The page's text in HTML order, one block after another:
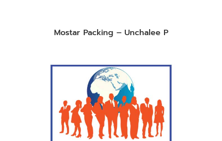
Mostar Packing – Unchalee P